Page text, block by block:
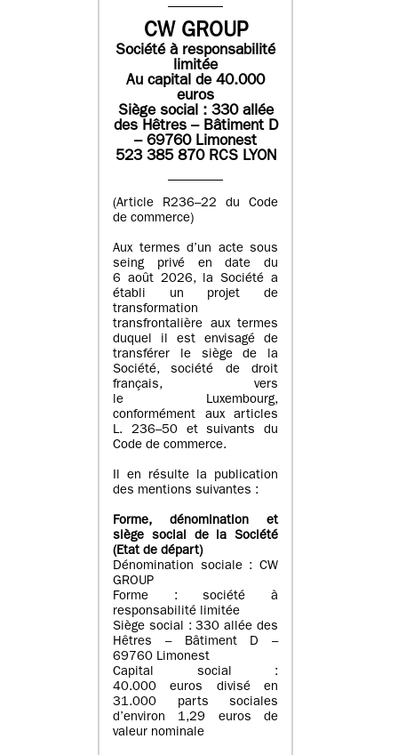
CW GROUP
Société à responsabilité
limitée
Au capital de 40.000
euros
Siège social : 330 allée
des Hêtres – Bâtiment D
– 69760 Limonest
523 385 870 RCS LYON
(Article R236–22 du Code
de commerce)
Aux termes d’un acte sous
seing privé en date du
6 août 2026, la Société a
établi un projet de
transformation
transfrontalière aux termes
duquel il est envisagé de
transférer le siège de la
Société, société de droit
français, vers
le Luxembourg,
conformément aux articles
L. 236–50 et suivants du
Code de commerce.
Il en résulte la publication
des mentions suivantes :
Forme, dénomination et
siège social de la Société
(Etatde départ)
Dénomination sociale : CW
GROUP
Forme : société à
responsabilité limitée
Siège social : 330 allée des
Hêtres – Bâtiment D –
69760 Limonest
Capital social :
40.000 euros divisé en
31.000 parts sociales
d’environ 1,29 euros de
valeur nominale